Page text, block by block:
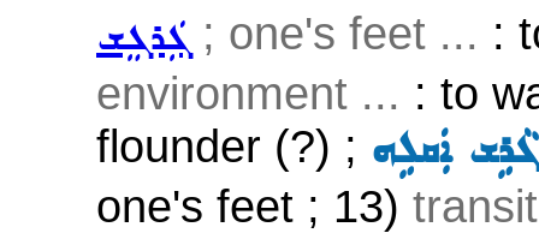
ܓܲܪܓܸܫ ; one's feet ... :
environment ... : to
flounder (?) ; ܓܵܪܹܫ ܐܲܩܠܹܗ
one's feet ; 13)